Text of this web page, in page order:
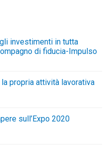
investimenti in tutta
di fiducia-Impulso
propria attività lavorativa
sull’Expo 2020